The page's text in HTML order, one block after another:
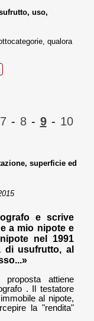
uso,
qualora
7 - 8 - 9 - 10
superficie ed
e scrive
a mio nipote e
nel 1991
di usufrutto, al
attiene
. Il testatore
al nipote,
la "rendita"